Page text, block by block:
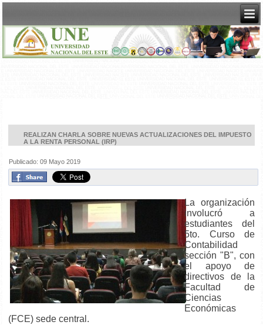
REALIZAN CHARLA SOBRE NUEVAS ACTUALIZACIONES DEL IMPUESTO
A LA RENTA PERSONAL (IRP)
Publicado: 09 Mayo 2019
La organización
involucró a
estudiantes del
5to. Curso de
Contabilidad
sección "B", con
el apoyo de
directivos de la
Facultad de
Ciencias
Económicas
(FCE) sede central.